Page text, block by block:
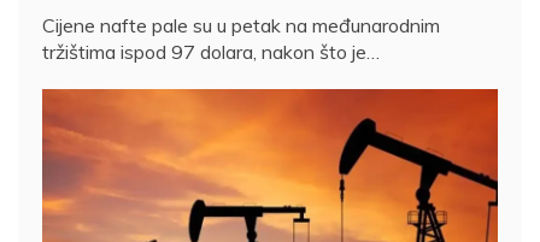
Cijene nafte pale su u petak na međunarodnim
tržištima ispod 97 dolara, nakon što je…